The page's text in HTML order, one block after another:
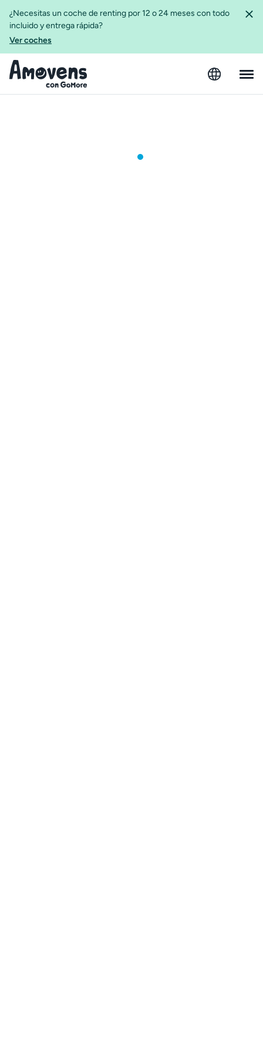
¿Necesitas un coche de renting por 12 o 24 meses con todo
incluido y entrega rápida?
Ver coches